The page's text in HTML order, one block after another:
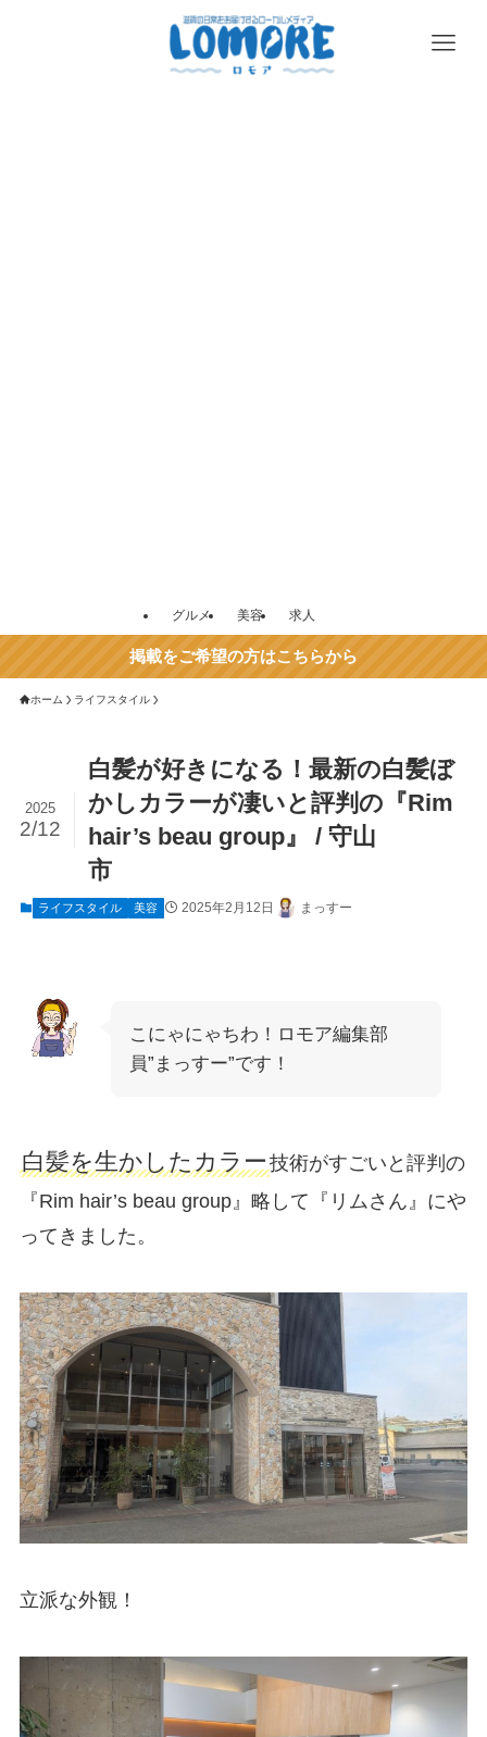
グルメ 美容 求人
掲載をご希望の方はこちらから
ホーム ライフスタイル
白髪が好きになる！最新の白髪ぼ
かしカラーが凄いと評判の『Rim
hair’s beau group』 / 守山
市
2025
2/12
ライフスタイル 美容 2025年2月12日 まっすー
こにゃにゃちわ！ロモア編集部
員”まっすー”です！
白髪を生かしたカラー 技術がすごいと評判の
『Rim hair’s beau group』略して『リムさん』にや
ってきました。
立派な外観！